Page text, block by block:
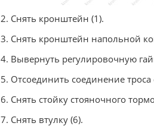
2. Снять кронштейн (1).
3. Снять кронштейн напольной
4. Вывернуть регулировочную
5. Отсоединить соединение троса
6. Снять стойку стояночного
7. Снять втулку (6).